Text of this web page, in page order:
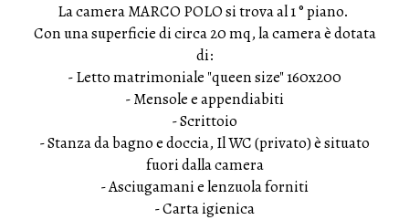
La camera MARCO POLO si trova al 1 ° piano.
Con una superficie di circa 20 mq, la camera è dotata
di:
- Letto matrimoniale "queen size" 160x200
- Mensole e appendiabiti
- Scrittoio
- Stanza da bagno e doccia, Il WC (privato) è situato
fuori dalla camera
- Asciugamani e lenzuola forniti
- Carta igienica